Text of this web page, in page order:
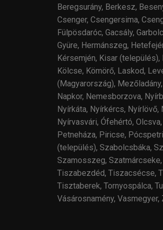
Beregsurány, Berkesz,
Csenger, Csengersima,
Fülpösdaróc, Gacsály,
Gyüre, Hermánszeg,
Kérsemjén, Kisar
Kölcse, Kömörő, Laskod,
(Magyarország),
Napkor, Nemesborzova,
Nyírkáta, Nyírkércs,
Nyírvasvári, Ófehértó,
Petneháza, Piricse,
(település), Szabolcsbáka,
Szamosszeg,
Tiszabezdéd, Tiszacsécse,
Tisztaberek, Tornyospálca,
Vásárosnamény,